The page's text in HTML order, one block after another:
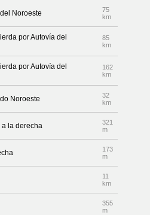
Noroeste
75
km
por Autovía del
85
km
por Autovía del
162
km
Noroeste
32
km
a la derecha
321
m
173
m
11
km
355
m